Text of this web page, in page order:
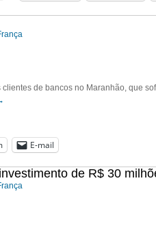
de bancos no Maranhão, que
E-mail
de R$ 30